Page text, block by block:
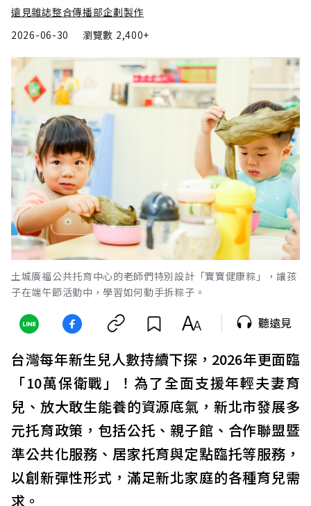
遠見雜誌整合傳播部企劃製作
2026-06-30
瀏覽數 2,400+
土城廣福公共托育中心的老師們特別設計「寶寶健康粽」，讓孩
子在端午節活動中，學習如何動手拆粽子。
聽遠見
台灣每年新生兒人數持續下探，2026年更面臨
「10萬保衛戰」！為了全面支援年輕夫妻育
兒、放大敢生能養的資源底氣，新北市發展多
元托育政策，包括公托、親子館、合作聯盟暨
準公共化服務、居家托育與定點臨托等服務，
以創新彈性形式，滿足新北家庭的各種育兒需
求。